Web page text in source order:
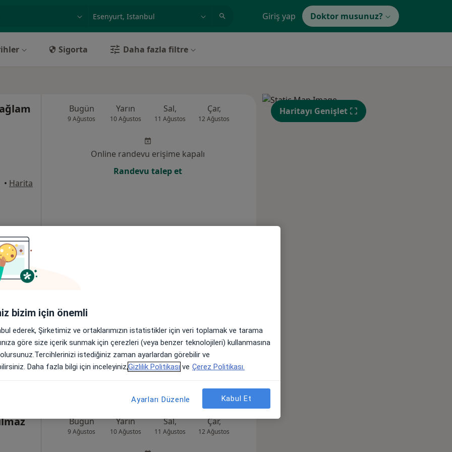
Giriş yap Doktor musunuz?
Sigorta Daha fazla filtre
• Harita
Bugün
9 Ağustos
Yarın
10 Ağustos
Sal,
11 Ağustos
Çar,
12 Ağustos 13 Ağustos
Cum,
14 Ağustos
Cmt,
15 Ağustos
Online randevu erişime kapalı
Randevu talep et
• Harita
Randevu talep et
Bugün
9 Ağustos
Yarın
10 Ağustos
Sal,
11 Ağustos
Çar,
12 Ağustos
Per,
Haritayı Genişlet
bizim için önemli
ederek, Şirketimiz ve ortaklarımızın istatistikler için veri toplamak ve tarama
göre size içerik sunmak için çerezleri (veya benzer teknolojileri) kullanmasına
istediğiniz zaman ayarlardan görebilir ve
Daha fazla bilgi için inceleyiniz,Gizlilik Politikası ve Çerez Politikası.
Ayarları Düzenle Kabul Et